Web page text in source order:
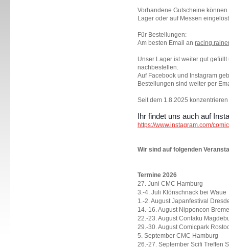
Vorhandene Gutscheine
Lager oder auf Messen
Für Bestellungen:
Am besten Email an
Unser Lager ist weiter gut
nachbestellen.
Auf Facebook und Instagram
Bestellungen sind weiter per
Seit dem 1.8.2025
Ihr findet uns auch auf
https://www.instagram.com/
Wir sind auf folgenden
Termine 2026
27. Juni CMC Hamburg
3.-4. Juli Klönschnack bei Waue
1.-2. August Japanfestival
14.-16. August Nipponcon
22.-23. August Contaku
29.-30. August Comicpark
5. September CMC Hamburg
26.-27. September Scifi Treffen